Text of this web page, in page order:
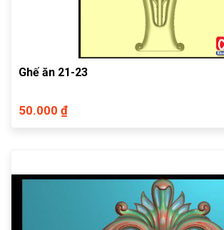
Ghế ăn 21-23
50.000 ₫